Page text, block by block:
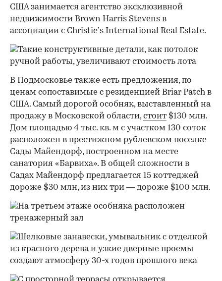
США занимается агентство эксклюзивной
недвижимости Brown Harris Stevens в
ассоциации с Christie’s International Real Estate.
В Подмосковье также есть предложения, по
ценам сопоставимые с резиденцией Briar Patch в
США. Самый дорогой особняк, выставленный на
продажу в Московской области,стоит $130 млн.
Дом площадью 4 тыс. кв. м с участком 130 соток
расположен в престижном рублевском поселке
Сады Майендорф, построенном на месте
санатория «Барвиха». В общей сложности в
Садах Майендорф предлагается 15 коттеджей
дороже $30 млн, из них три — дороже $100 млн.